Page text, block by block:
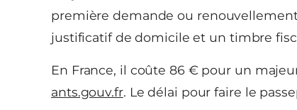
première demande ou
justificatif de domicile et un timbre
En France, il coûte 86 € pour un
ants.gouv.fr. Le délai pour faire le